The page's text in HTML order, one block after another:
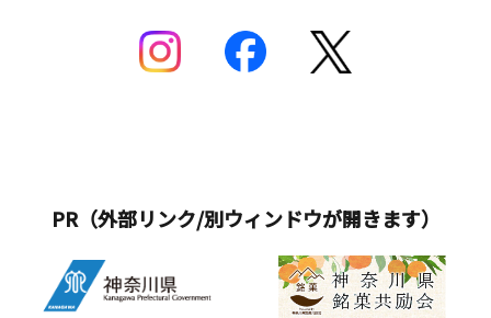
PR（外部リンク/別ウィンドウが開きます）